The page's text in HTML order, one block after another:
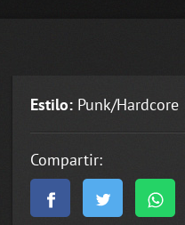
Estilo: Punk/Hardcore
Compartir: